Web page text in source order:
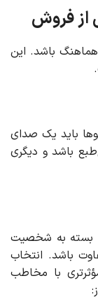
از فروش
باشد. این
باید یک صدای
باشد و دیگری
بسته به شخصیت
باشد. انتخاب
با مخاطب